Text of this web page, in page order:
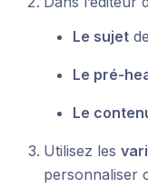
Le sujet
Le pré-
Le
Utilisez les
personnaliser